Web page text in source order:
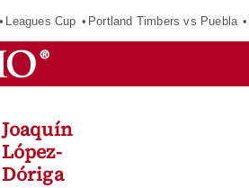
Leagues Cup Portland Timbers vs Puebla
Joaquín
López-
Dóriga